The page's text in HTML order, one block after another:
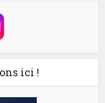
ici !